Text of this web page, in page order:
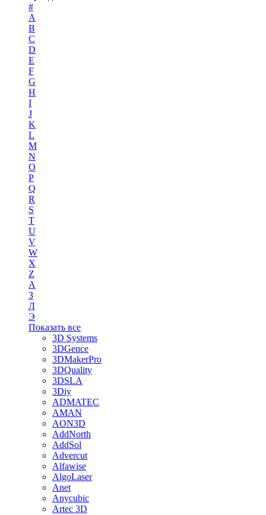
#
A
B
C
D
E
F
G
H
I
J
K
L
M
N
O
P
Q
R
S
T
U
V
W
X
Z
А
З
Л
Э
Показать все
3D Systems
3DGence
3DMakerPro
3DQuality
3DSLA
3Diy
ADMATEC
AMAN
AON3D
AddNorth
AddSol
Advercut
Alfawise
AlgoLaser
Anet
Anycubic
Artec 3D